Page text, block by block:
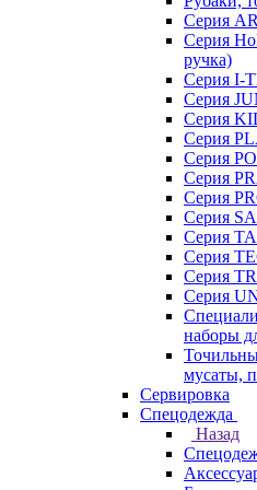
Серия
Серия
ручка)
Серия I-
Серия
Серия
Серия
Серия
Серия
Серия
Серия
Серия
Серия
Серия
Серия
наборы
мусаты,
Сервировка
Спецодежда
Назад